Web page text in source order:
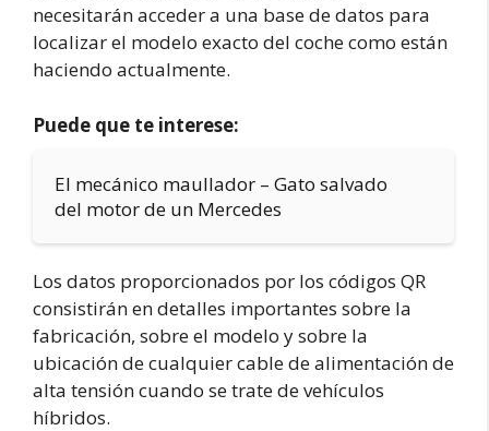
necesitarán acceder a una base de datos para
localizar el modelo exacto del coche como están
haciendo actualmente.
Puede que te interese:
El mecánico maullador – Gato salvado
del motor de un Mercedes
Los datos proporcionados por los códigos QR
consistirán en detalles importantes sobre la
fabricación, sobre el modelo y sobre la
ubicación de cualquier cable de alimentación de
alta tensión cuando se trate de vehículos
híbridos.